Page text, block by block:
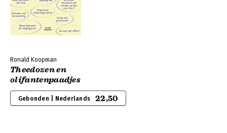
Ronald Koopman
Theedozen en
olifantenpaadjes
Gebonden | Nederlands 22,50